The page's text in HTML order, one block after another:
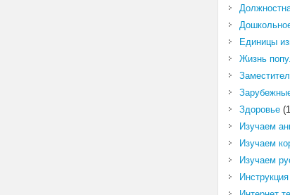
Единицы
Жизнь
Здоровье
Изучаем
Изучаем
Изучаем
Инструкция